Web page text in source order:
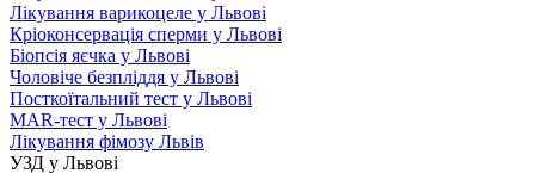
Лікування варикоцеле у Львові
Кріоконсервація сперми у Львові
Біопсія яєчка у Львові
Чоловіче безпліддя у Львові
Посткоїтальний тест у Львові
MAR-тест у Львові
Лікування фімозу Львів
УЗД у Львові